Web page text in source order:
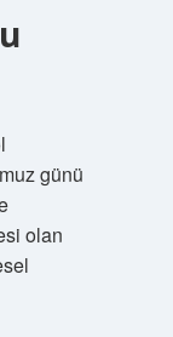
günü
olan